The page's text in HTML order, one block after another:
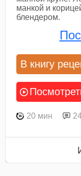
манкой и
блендером.
В книгу
20 мин